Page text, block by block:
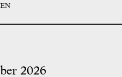
2026